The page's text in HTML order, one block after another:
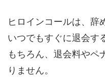
ヒロインコールは、辞
いつでもすぐに退会す
もちろん、退会料やペ
りません。